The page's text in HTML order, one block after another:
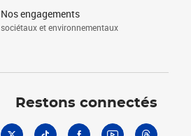
Nos engagements
sociétaux et environnementaux
Restons connectés